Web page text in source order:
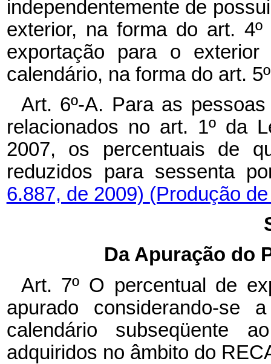
independentemente de
exterior, na forma do art.
exportação para o
calendário, na forma do art.
Art. 6º-A. Para as
relacionados no art. 1º da
2007, os percentuais de
reduzidos para sessenta
6.887, de 2009) (Produção
Da Apuração do
Art. 7º O percentual de
apurado considerando-
calendário subseqüente
adquiridos no âmbito do